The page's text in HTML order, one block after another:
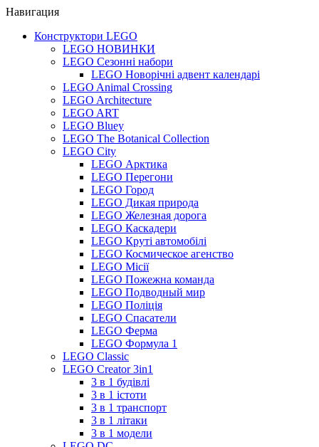
Навигация
Конструктори LEGO
LEGO НОВИНКИ
LEGO Сезонні набори
LEGO Новорічні адвент календарі
LEGO Animal Crossing
LEGO Architecture
LEGO ART
LEGO Bluey
LEGO The Botanical Collection
LEGO City
LEGO Арктика
LEGO Перегони
LEGO Город
LEGO Дикая природа
LEGO Железная дорога
LEGO Каскадери
LEGO Круті автомобілі
LEGO Космическое агенство
LEGO Місії
LEGO Пожежна команда
LEGO Подводный мир
LEGO Поліція
LEGO Спасатели
LEGO Ферма
LEGO Формула 1
LEGO Classic
LEGO Creator 3in1
3 в 1 будівлі
3 в 1 істоти
3 в 1 транспорт
3 в 1 літаки
3 в 1 модели